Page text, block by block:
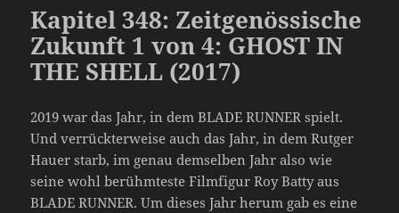
Kapitel 348: Zeitgenössische
Zukunft 1 von 4: GHOST IN
THE SHELL (2017)
2019 war das Jahr, in dem BLADE RUNNER spielt.
Und verrückterweise auch das Jahr, in dem Rutger
Hauer starb, im genau demselben Jahr also wie
seine wohl berühmteste Filmfigur Roy Batty aus
BLADE RUNNER. Um dieses Jahr herum gab es eine